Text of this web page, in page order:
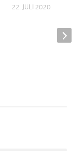
22. JULI 2020